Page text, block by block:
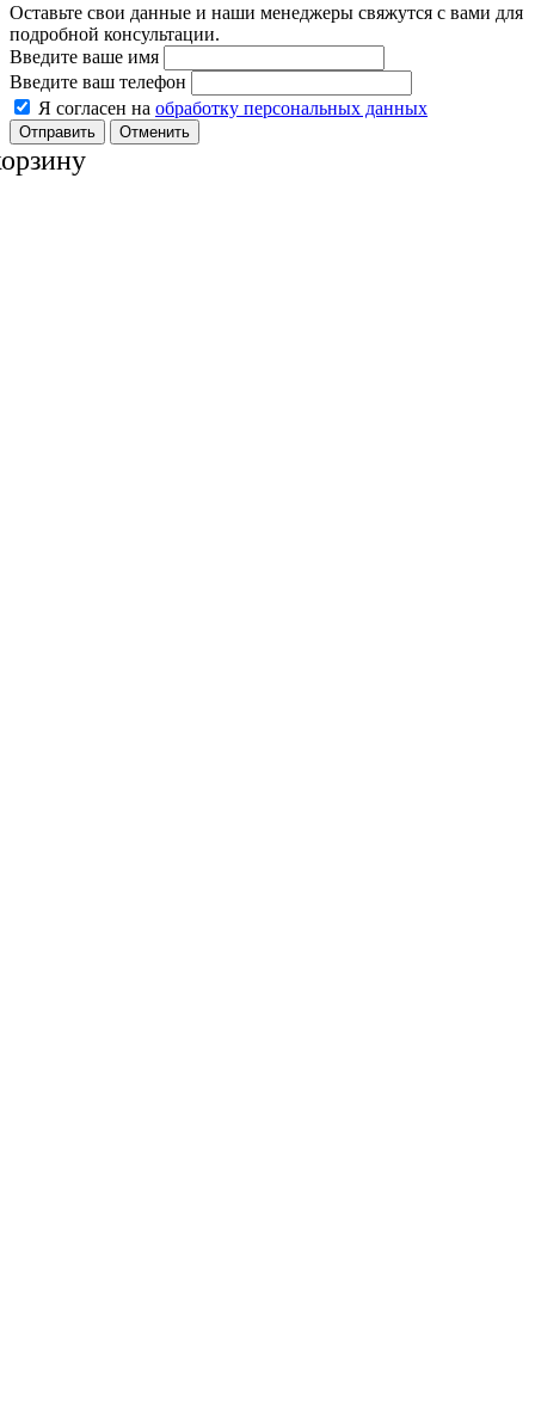
Оставьте свои данные и наши менеджеры свяжутся с вами для
подробной консультации.
Введите ваше имя
Введите ваш телефон
Я согласен на обработку персональных данных
Отменить